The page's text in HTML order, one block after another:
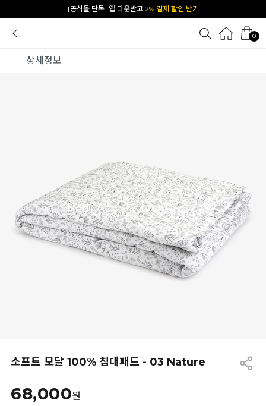
카카오 플친 추가하면1천원 즉시 할인 쿠폰
0
상세정보
소프트 모달 100% 침대패드 - 03 Nature
68,000원